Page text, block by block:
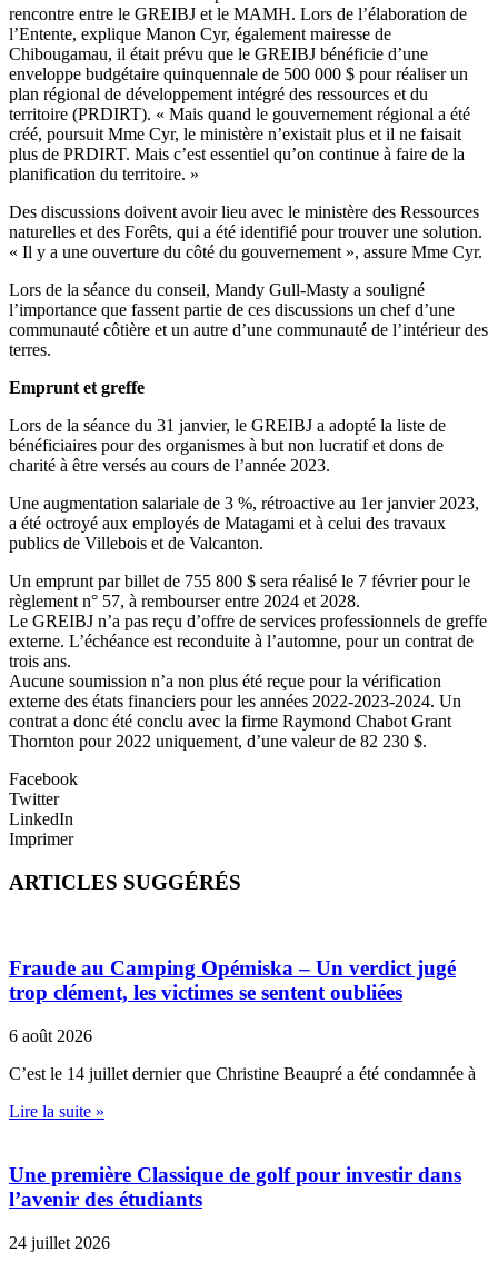
rencontre entre le GREIBJ et le MAMH. Lors de l’élaboration de
l’Entente, explique Manon Cyr, également mairesse de
Chibougamau, il était prévu que le GREIBJ bénéficie d’une
enveloppe budgétaire quinquennale de 500 000 $ pour réaliser un
plan régional de développement intégré des ressources et du
territoire (PRDIRT). « Mais quand le gouvernement régional a été
créé, poursuit Mme Cyr, le ministère n’existait plus et il ne faisait
plus de PRDIRT. Mais c’est essentiel qu’on continue à faire de la
planification du territoire. »
Des discussions doivent avoir lieu avec le ministère des Ressources
naturelles et des Forêts, qui a été identifié pour trouver une solution.
« Il y a une ouverture du côté du gouvernement », assure Mme Cyr.
Lors de la séance du conseil, Mandy Gull-Masty a souligné
l’importance que fassent partie de ces discussions un chef d’une
communauté côtière et un autre d’une communauté de l’intérieur des
terres.
Emprunt et greffe
Lors de la séance du 31 janvier, le GREIBJ a adopté la liste de
bénéficiaires pour des organismes à but non lucratif et dons de
charité à être versés au cours de l’année 2023.
Une augmentation salariale de 3 %, rétroactive au 1er janvier 2023,
a été octroyé aux employés de Matagami et à celui des travaux
publics de Villebois et de Valcanton.
Un emprunt par billet de 755 800 $ sera réalisé le 7 février pour le
règlement n° 57, à rembourser entre 2024 et 2028.
Le GREIBJ n’a pas reçu d’offre de services professionnels de greffe
externe. L’échéance est reconduite à l’automne, pour un contrat de
trois ans.
Aucune soumission n’a non plus été reçue pour la vérification
externe des états financiers pour les années 2022-2023-2024. Un
contrat a donc été conclu avec la firme Raymond Chabot Grant
Thornton pour 2022 uniquement, d’une valeur de 82 230 $.
Facebook
Twitter
LinkedIn
Imprimer
ARTICLES SUGGÉRÉS
Fraude au Camping Opémiska – Un verdict jugé
trop clément, les victimes se sentent oubliées
6 août 2026
C’est le 14 juillet dernier que Christine Beaupré a été condamnée à
Lire la suite »
Une première Classique de golf pour investir dans
l’avenir des étudiants
24 juillet 2026